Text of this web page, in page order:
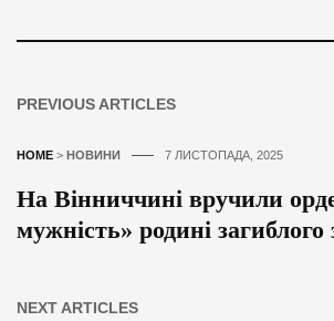
PREVIOUS ARTICLES
HOME > НОВИНИ 7 ЛИСТОПАДА, 2025
На Вінниччині вручили
мужність» родині
NEXT ARTICLES